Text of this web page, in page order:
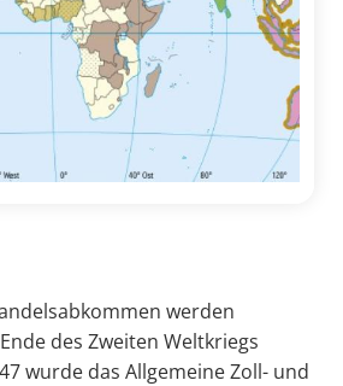
werden
des Zweiten Weltkriegs
wurde das Allgemeine Zoll- und